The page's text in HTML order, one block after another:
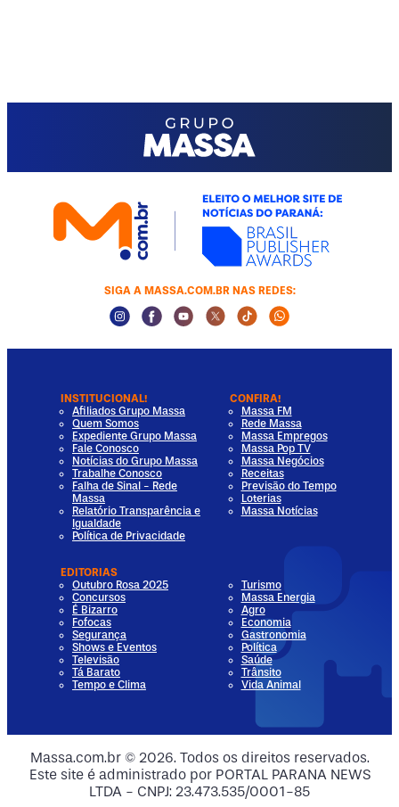
Media
Media
Media
SIGA A MASSA.COM.BR NAS REDES:
Instagram Social Media
Facebook Social Media
Youtube Social Media
Twitter Social Media
Tiktok Social Media
Whatsapp
INSTITUCIONAL!
Afiliados Grupo Massa
Quem Somos
Expediente Grupo Massa
Fale Conosco
Notícias do Grupo Massa
Trabalhe Conosco
Falha de Sinal - Rede
Massa
Relatório Transparência e
Igualdade
Política de Privacidade
CONFIRA!
Massa FM
Rede Massa
Massa Empregos
Massa Pop TV
Massa Negócios
Receitas
Previsão do Tempo
Loterias
Massa Notícias
EDITORIAS
Outubro Rosa 2025
Concursos
É Bizarro
Fofocas
Segurança
Shows e Eventos
Televisão
Tá Barato
Tempo e Clima
Turismo
Massa Energia
Agro
Economia
Gastronomia
Política
Saúde
Trânsito
Vida Animal
Massa.com.br © 2026. Todos os direitos reservados.
Este site é administrado por PORTAL PARANA NEWS
LTDA - CNPJ: 23.473.535/0001-85